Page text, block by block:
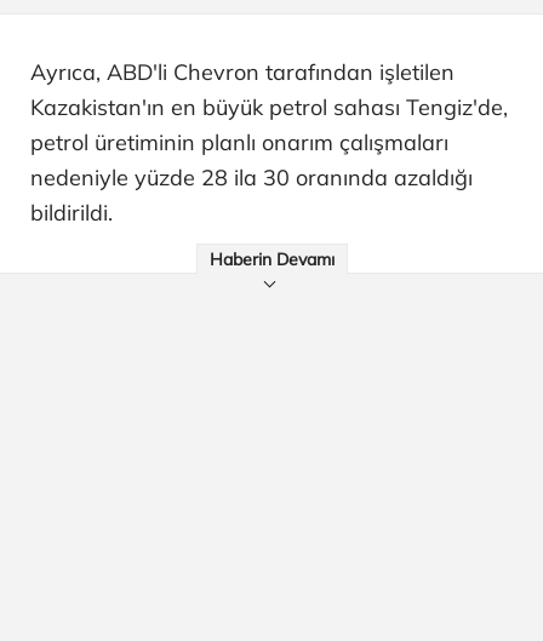
Ayrıca, ABD'li Chevron tarafından işletilen
Kazakistan'ın en büyük petrol sahası Tengiz'de,
petrol üretiminin planlı onarım çalışmaları
nedeniyle yüzde 28 ila 30 oranında azaldığı
bildirildi.
Haberin Devamı